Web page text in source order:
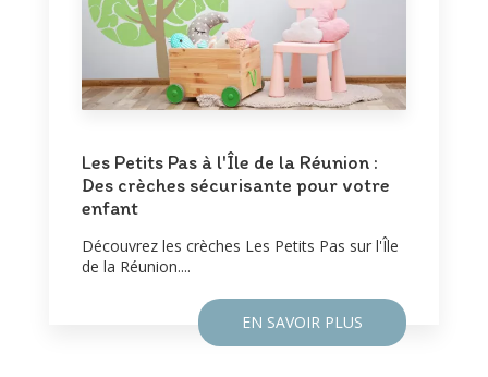
Les Petits Pas à l'Île de la Réunion :
Des crèches sécurisante pour votre
enfant
Découvrez les crèches Les Petits Pas sur l'Île
de la Réunion....
EN SAVOIR PLUS